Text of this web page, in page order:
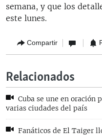
semana, y que los
este lunes.
Compartir
Relacionados
Cuba se une en oración
varias ciudades del país
Fanáticos de El Taiger